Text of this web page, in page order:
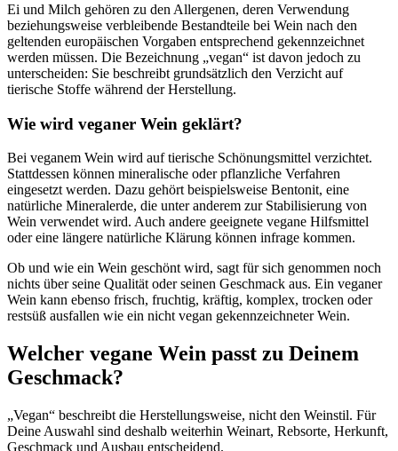
Ei und Milch gehören zu den Allergenen, deren Verwendung
beziehungsweise verbleibende Bestandteile bei Wein nach den
geltenden europäischen Vorgaben entsprechend gekennzeichnet
werden müssen. Die Bezeichnung „vegan“ ist davon jedoch zu
unterscheiden: Sie beschreibt grundsätzlich den Verzicht auf
tierische Stoffe während der Herstellung.
Wie wird veganer Wein geklärt?
Bei veganem Wein wird auf tierische Schönungsmittel verzichtet.
Stattdessen können mineralische oder pflanzliche Verfahren
eingesetzt werden. Dazu gehört beispielsweise Bentonit, eine
natürliche Mineralerde, die unter anderem zur Stabilisierung von
Wein verwendet wird. Auch andere geeignete vegane Hilfsmittel
oder eine längere natürliche Klärung können infrage kommen.
Ob und wie ein Wein geschönt wird, sagt für sich genommen noch
nichts über seine Qualität oder seinen Geschmack aus. Ein veganer
Wein kann ebenso frisch, fruchtig, kräftig, komplex, trocken oder
restsüß ausfallen wie ein nicht vegan gekennzeichneter Wein.
Welcher vegane Wein passt zu Deinem
Geschmack?
„Vegan“ beschreibt die Herstellungsweise, nicht den Weinstil. Für
Deine Auswahl sind deshalb weiterhin Weinart, Rebsorte, Herkunft,
Geschmack und Ausbau entscheidend.